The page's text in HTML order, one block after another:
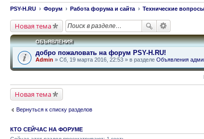
PSY-H.RU Форум Работа форума и сайта Технические
Новая тема
ОБЪЯВЛЕНИЯ
добро пожаловать на форум PSY-H.RU!
Admin » Сб, 19 марта 2016, 22:53 » в разделе Объявления
Новая тема
Вернуться к списку разделов
КТО СЕЙЧАС НА ФОРУМЕ